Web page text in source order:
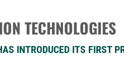
TECHNOLOGIES
INTRODUCED ITS FIRST